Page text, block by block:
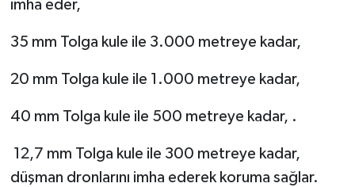
imha eder,
35 mm Tolga kule ile 3.000 metreye kadar,
20 mm Tolga kule ile 1.000 metreye kadar,
40 mm Tolga kule ile 500 metreye kadar, .
12,7 mm Tolga kule ile 300 metreye kadar,
düşman dronlarını imha ederek koruma sağlar.